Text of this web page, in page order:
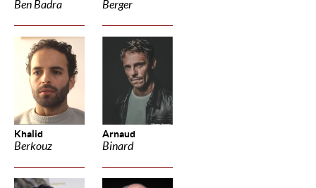
Ben Badra Berger
Khalid
Berkouz
Arnaud
Binard